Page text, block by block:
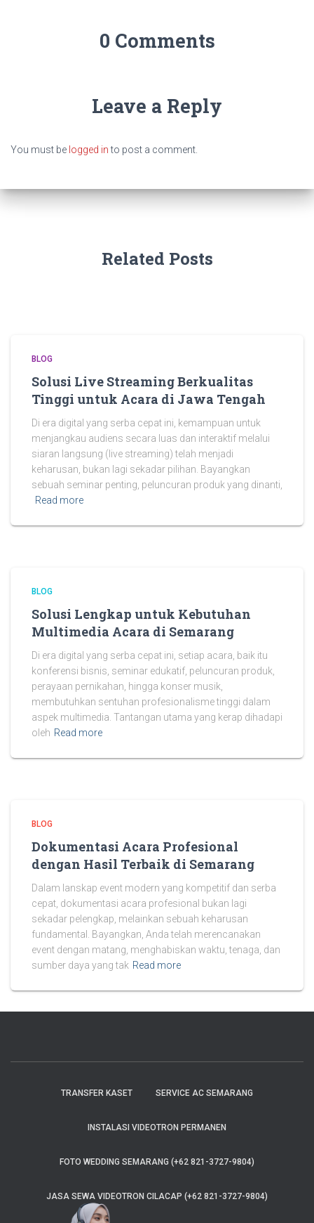
0 Comments
Leave a Reply
You must be logged into post a comment.
Related Posts
BLOG
Solusi Live Streaming Berkualitas
Tinggi untuk Acara di Jawa Tengah
Di era digital yang serba cepat ini, kemampuan untuk
menjangkau audiens secara luas dan interaktif melalui
siaran langsung (live streaming) telah menjadi
keharusan, bukan lagi sekadar pilihan. Bayangkan
sebuah seminar penting, peluncuran produk yang dinanti,
Read more
BLOG
Solusi Lengkap untuk Kebutuhan
Multimedia Acara di Semarang
Di era digital yang serba cepat ini, setiap acara, baik itu
konferensi bisnis, seminar edukatif, peluncuran produk,
perayaan pernikahan, hingga konser musik,
membutuhkan sentuhan profesionalisme tinggi dalam
aspek multimedia. Tantangan utama yang kerap dihadapi
oleh Read more
BLOG
Dokumentasi Acara Profesional
dengan Hasil Terbaik di Semarang
Dalam lanskap event modern yang kompetitif dan serba
cepat, dokumentasi acara profesional bukan lagi
sekadar pelengkap, melainkan sebuah keharusan
fundamental. Bayangkan, Anda telah merencanakan
event dengan matang, menghabiskan waktu, tenaga, dan
sumber daya yang tak Read more
TRANSFER KASET SERVICE AC SEMARANG
INSTALASI VIDEOTRON PERMANEN
FOTO WEDDING SEMARANG (+62 821-3727-9804)
JASA SEWA VIDEOTRON CILACAP (+62 821-3727-9804)